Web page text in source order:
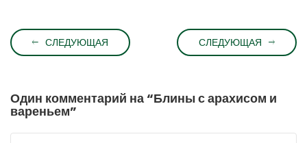
СЛЕДУЮЩАЯ СЛЕДУЮЩАЯ
Один комментарий на “Блины с арахисом и
вареньем”